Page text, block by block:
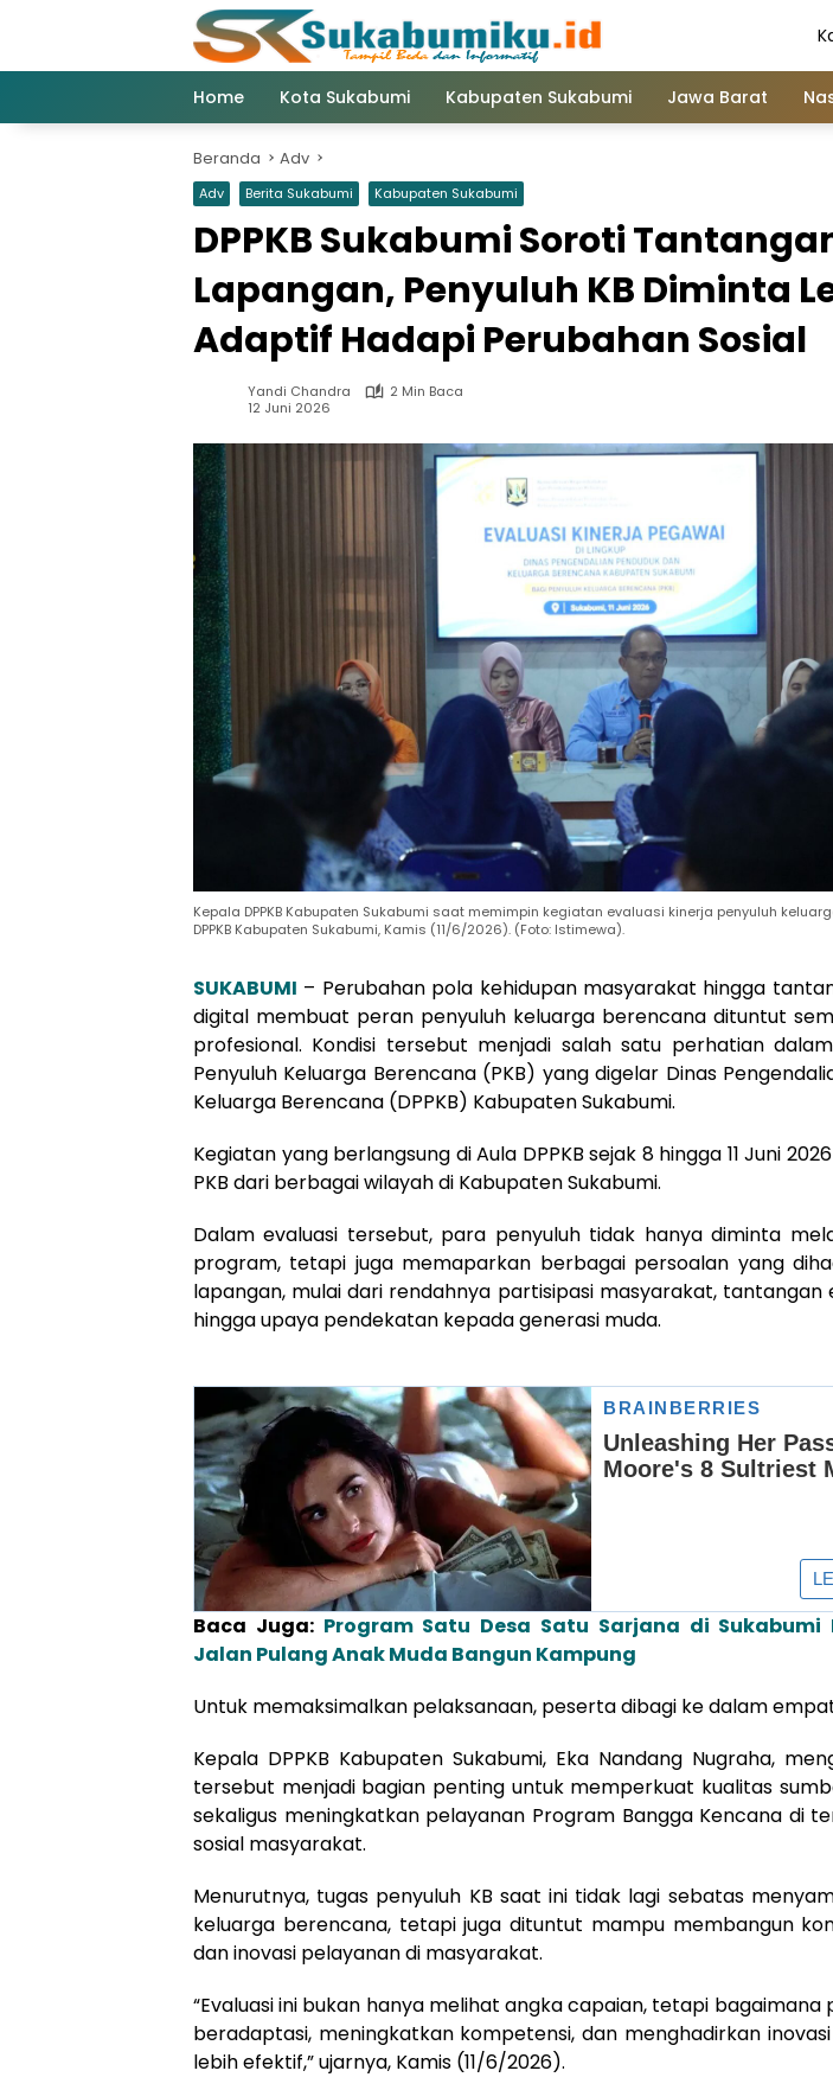
Home Kota Sukabumi Kabupaten Sukabumi Jawa Barat
Beranda Adv
Adv Berita Sukabumi Kabupaten Sukabumi
DPPKB Sukabumi Soroti
Lapangan, Penyuluh KB Diminta
Adaptif Hadapi Perubahan Sosial
Yandi Chandra
2 Min Baca
12 Juni 2026
Kepala DPPKB Kabupaten Sukabumi saat memimpin kegiatan evaluasi kinerja penyuluh
DPPKB Kabupaten Sukabumi, Kamis (11/6/2026). (Foto: Istimewa).
SUKABUMI – Perubahan pola kehidupan masyarakat hingga
digital membuat peran penyuluh keluarga berencana dituntut
profesional. Kondisi tersebut menjadi salah satu perhatian
Penyuluh Keluarga Berencana (PKB) yang digelar Dinas
Keluarga Berencana (DPPKB) Kabupaten Sukabumi.
Kegiatan yang berlangsung di Aula DPPKB sejak 8 hingga 11 Juni
PKB dari berbagai wilayah di Kabupaten Sukabumi.
Dalam evaluasi tersebut, para penyuluh tidak hanya diminta
program, tetapi juga memaparkan berbagai persoalan yang
lapangan, mulai dari rendahnya partisipasi masyarakat, tantangan
hingga upaya pendekatan kepada generasi muda.
Baca Juga: Program Satu Desa Satu Sarjana di Sukabumi
Jalan Pulang Anak Muda Bangun Kampung
Untuk memaksimalkan pelaksanaan, peserta dibagi ke dalam
Kepala DPPKB Kabupaten Sukabumi, Eka Nandang Nugraha,
tersebut menjadi bagian penting untuk memperkuat kualitas
sekaligus meningkatkan pelayanan Program Bangga Kencana di
sosial masyarakat.
Menurutnya, tugas penyuluh KB saat ini tidak lagi sebatas
keluarga berencana, tetapi juga dituntut mampu membangun
dan inovasi pelayanan di masyarakat.
“Evaluasi ini bukan hanya melihat angka capaian, tetapi bagaimana
beradaptasi, meningkatkan kompetensi, dan menghadirkan
lebih efektif,” ujarnya, Kamis (11/6/2026).